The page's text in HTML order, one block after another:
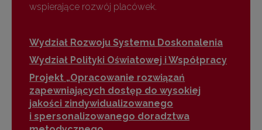
wspierające rozwój placówek.
Wydział Rozwoju Systemu Doskonalenia
Wydział Polityki Oświatowej i Współpracy
Projekt „Opracowanie rozwiązań
zapewniających dostęp do wysokiej
jakości zindywidualizowanego
i spersonalizowanego doradztwa